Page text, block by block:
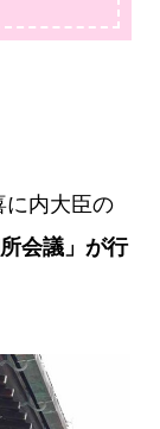
に内大臣の
所会議」が行